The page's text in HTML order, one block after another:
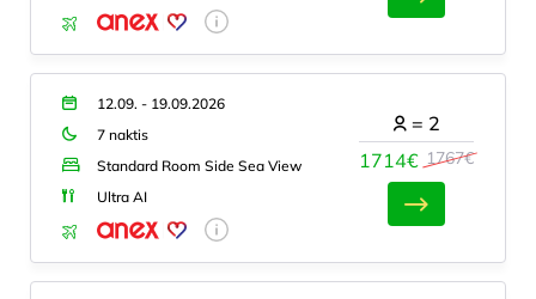
12.09. - 19.09.2026
7 naktis
Standard Room Side Sea View
Ultra AI
1714€ 1767€
= 2